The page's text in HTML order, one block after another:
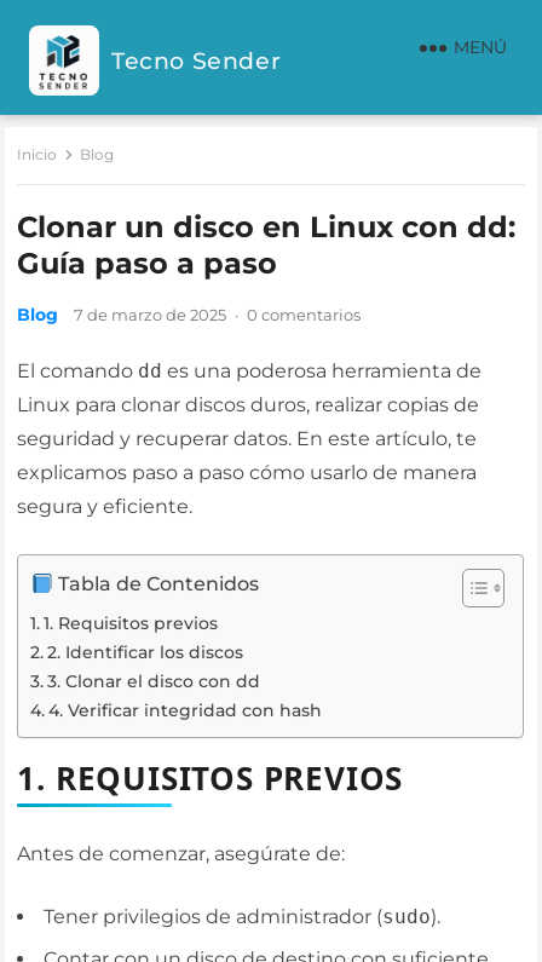
Tecno Sender MENÚ
Inicio Blog
Clonar un disco en Linux con dd:
Guía paso a paso
Blog 7 de marzo de 2025 · 0 comentarios
El comando dd es una poderosa herramienta de
Linux para clonar discos duros, realizar copias de
seguridad y recuperar datos. En este artículo, te
explicamos paso a paso cómo usarlo de manera
segura y eficiente.
Tabla de Contenidos
1. Requisitos previos
2. Identificar los discos
3. Clonar el disco con dd
4. Verificar integridad con hash
1. REQUISITOS PREVIOS
Antes de comenzar, asegúrate de:
Tener privilegios de administrador (sudo).